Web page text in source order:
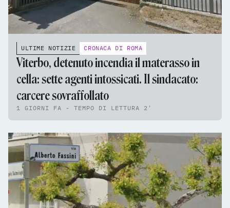
ULTIME NOTIZIE CRONACA DI ROMA
Viterbo, detenuto incendia il materasso in
cella: sette agenti intossicati. Il sindacato:
carcere sovraffollato
1 GIORNI FA - TEMPO DI LETTURA 2'